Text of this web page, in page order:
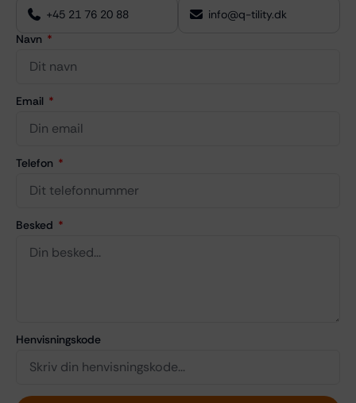
+45 21 76 20 88
info@q-tility.dk
Navn
Email
Telefon
Besked
Henvisningskode